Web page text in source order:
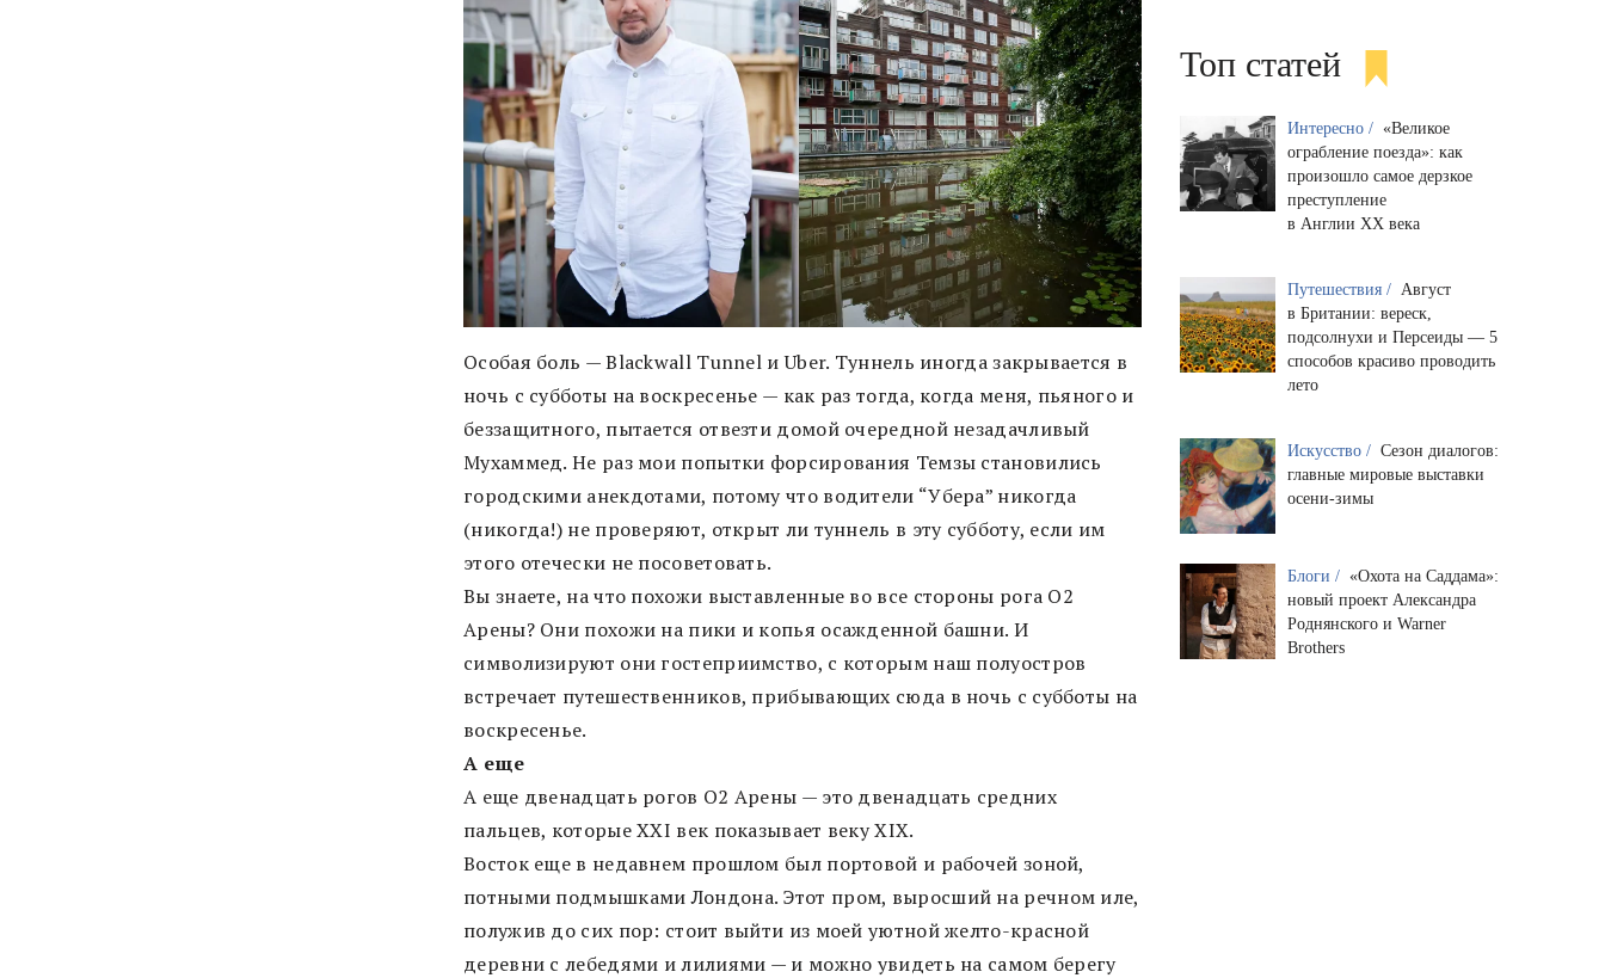
Особая боль — Blackwall Tunnel и Uber. Туннель иногда закрывается в
ночь с субботы на воскресенье — как раз тогда, когда меня, пьяного и
беззащитного, пытается отвезти домой очередной незадачливый
Мухаммед. Не раз мои попытки форсирования Темзы становились
городскими анекдотами, потому что водители “Убера” никогда
(никогда!) не проверяют, открыт ли туннель в эту субботу, если им
этого отечески не посоветовать.
Вы знаете, на что похожи выставленные во все стороны рога О2
Арены? Они похожи на пики и копья осажденной башни. И
символизируют они гостеприимство, с которым наш полуостров
встречает путешественников, прибывающих сюда в ночь с субботы на
воскресенье.
А еще
А еще двенадцать рогов O2 Арены — это двенадцать средних
пальцев, которые ХХI век показывает веку XIX.
Восток еще в недавнем прошлом был портовой и рабочей зоной,
потными подмышками Лондона. Этот пром, выросший на речном иле,
полужив до сих пор: стоит выйти из моей уютной желто-красной
деревни с лебедями и лилиями — и можно увидеть на самом берегу
Топ статей
Интересно / «Великое
ограбление поезда»: как
произошло самое дерзкое
преступление
в Англии XX века
Путешествия / Август
в Британии: вереск,
подсолнухи и Персеиды — 5
способов красиво проводить
лето
Искусство / Сезон диалогов:
главные мировые выставки
осени-зимы
Блоги / «Охота на Саддама»:
новый проект Александра
Роднянского и Warner
Brothers